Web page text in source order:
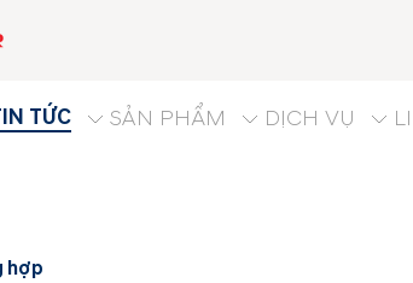
TỨC SẢN PHẨM DỊCH VỤ
hợp